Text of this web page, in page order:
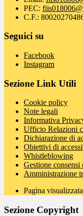
PEC:
C.F.:
Seguici su
Facebook
Instagram
Sezione Link Utili
Cookie policy
Note legali
Informativa
Ufficio Relazioni
Dichiarazione di
Obiettivi di
Whistleblowing
Gestione consensi
Amministrazione
Pagina visualizzata
Sezione Copyright